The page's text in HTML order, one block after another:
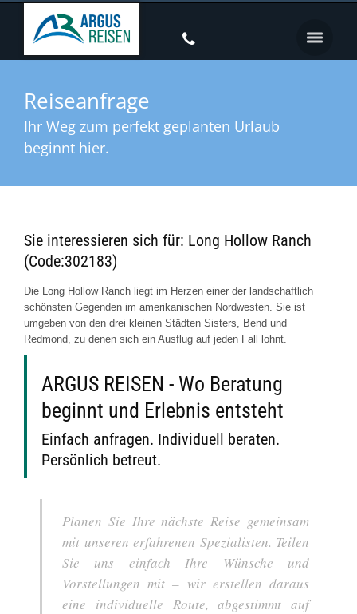
Reiseanfrage
Ihr Weg zum perfekt geplanten Urlaub
beginnt hier.
Sie interessieren sich für: Long Hollow Ranch
(Code:302183)
Die Long Hollow Ranch liegt im Herzen einer der landschaftlich
schönsten Gegenden im amerikanischen Nordwesten. Sie ist
umgeben von den drei kleinen Städten Sisters, Bend und
Redmond, zu denen sich ein Ausflug auf jeden Fall lohnt.
ARGUS REISEN - Wo Beratung
beginnt und Erlebnis entsteht
Einfach anfragen. Individuell beraten.
Persönlich betreut.
Planen Sie Ihre nächste Reise gemeinsam
mit unseren erfahrenen Spezialisten. Teilen
Sie uns einfach Ihre Wünsche und
Vorstellungen mit – wir erstellen daraus
eine individuelle Route, abgestimmt auf